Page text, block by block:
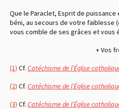
Que le Paraclet, Esprit de
béni, au secours de votre faiblesse
vous comble de ses grâces et vous
+ Vos
(1) Cf. Catéchisme de l’Église
(2) Cf. Catéchisme de l’Église
(3) Cf. Catéchisme de l’Église